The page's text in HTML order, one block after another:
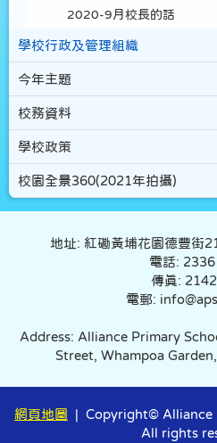
2020-9月校長的話
學校行政及管理組織
今年主題
校務資料
學校政策
校園全景360(2021年拍攝)
地址: 紅磡黃埔花園德豐街
電話:
傳真:
電郵:
Address: Alliance Primary
Street, Whampoa
網頁地圖
| Copyright© Alliance
All rights